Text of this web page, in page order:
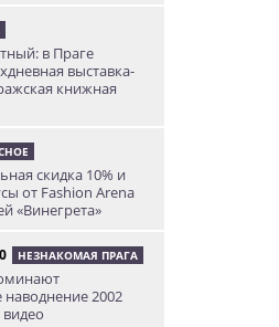
в Праге
выставка-
книжная
скидка 10% и
от Fashion Arena
«Винегрета»
НЕЗНАКОМАЯ ПРАГА
2002